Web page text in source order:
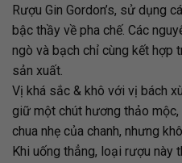
Rượu Gin Gordon’s, sử dụng
bậc thầy về pha chế. Các
ngò và bạch chỉ cùng kết hợp
sản xuất.
Vị khá sắc & khô với vị bách
giữ một chút hương thảo
chua nhẹ của chanh, nhưng
Khi uống thẳng, loại rượu này